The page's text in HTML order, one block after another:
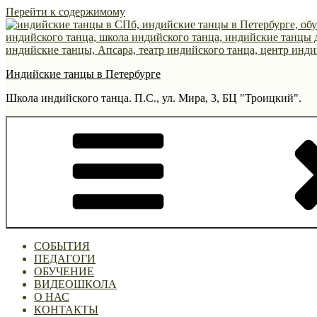
Перейти к содержимому
Индийские танцы в Петербурге
Школа индийского танца. П.С., ул. Мира, 3, БЦ "Троицкий".
СОБЫТИЯ
ПЕДАГОГИ
ОБУЧЕНИЕ
ВИДЕОШКОЛА
О НАС
КОНТАКТЫ